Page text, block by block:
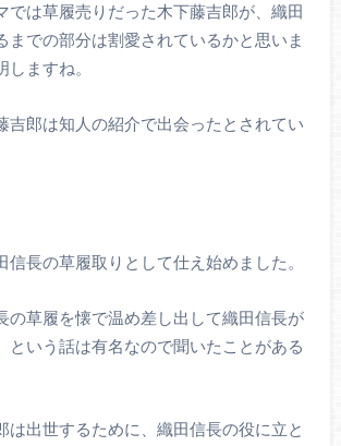
では草履売りだった木下藤吉郎が、織田
までの部分は割愛されているかと思いま
ますね。
吉郎は知人の紹介で出会ったとされてい
信長の草履取りとして仕え始めました。
の草履を懐で温め差し出して織田信長が
という話は有名なので聞いたことがある
は出世するために、織田信長の役に立と